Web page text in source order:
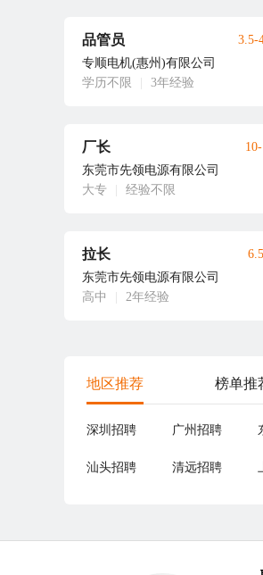
品管员
专顺电机(惠州)有限公司
学历不限
3年经验
3.5-
厂长
东莞市先领电源有限公司
大专
经验不限
拉长
东莞市先领电源有限公司
高中
2年经验
地区推荐 榜单推
深圳招聘 广州招聘
汕头招聘 清远招聘